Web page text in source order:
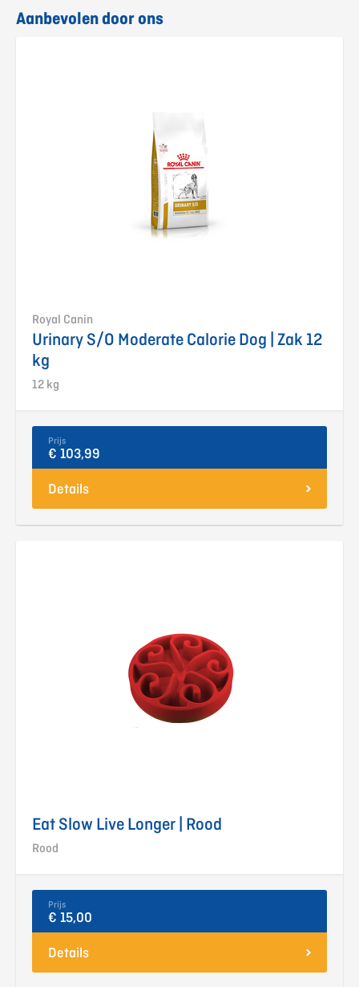
Aanbevolen door ons
Royal Canin
Urinary S/O Moderate Calorie Dog | Zak 12
kg
12 kg
Prijs
€ 103,99
Details
Eat Slow Live Longer | Rood
Rood
Prijs
€ 15,00
Details